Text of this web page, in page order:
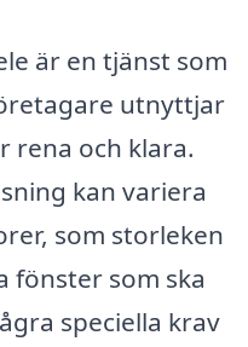
är en tjänst som
utnyttjar
rena och klara.
kan variera
som storleken
fönster som ska
speciella krav